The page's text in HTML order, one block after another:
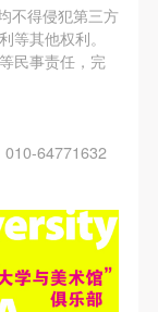
不得侵犯第三方
等其他权利。
民事责任，完
64771632